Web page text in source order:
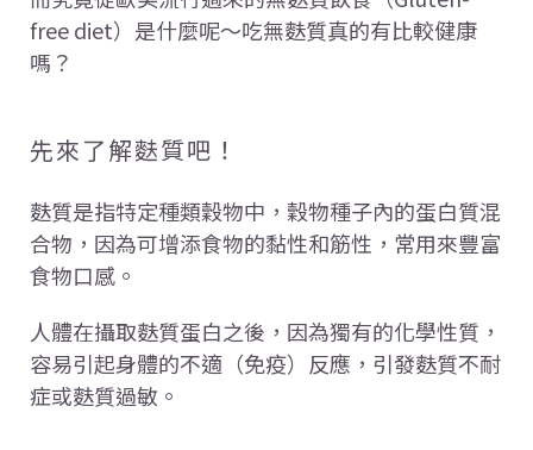
free diet）是什麼呢～吃無麩質真的有比較健康
嗎？
先來了解麩質吧！
麩質是指特定種類穀物中，穀物種子內的蛋白質混
合物，因為可增添食物的黏性和筋性，常用來豐富
食物口感。
人體在攝取麩質蛋白之後，因為獨有的化學性質，
容易引起身體的不適（免疫）反應，引發麩質不耐
症或麩質過敏。